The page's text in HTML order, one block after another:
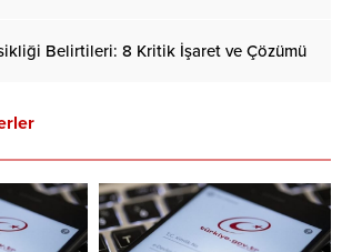
Belirtileri: 8 Kritik İşaret ve Çözümü